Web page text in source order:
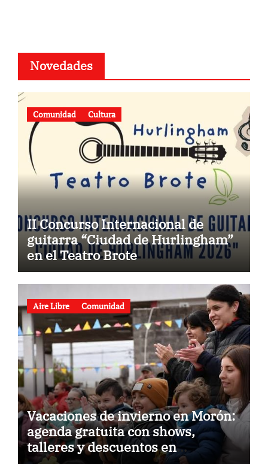
Novedades
Comunidad Cultura
II Concurso Internacional de
guitarra “Ciudad de Hurlingham”
en el Teatro Brote
Aire Libre Comunidad
Vacaciones de invierno en Morón:
agenda gratuita con shows,
talleres y descuentos en